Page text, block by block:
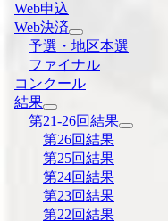
Web申込
Web決済
予選・地区本選
ファイナル
コンクール
結果
第21-26回結果
第26回結果
第25回結果
第24回結果
第23回結果
第22回結果